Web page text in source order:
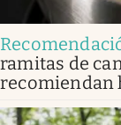
ramitas de
recomiendan